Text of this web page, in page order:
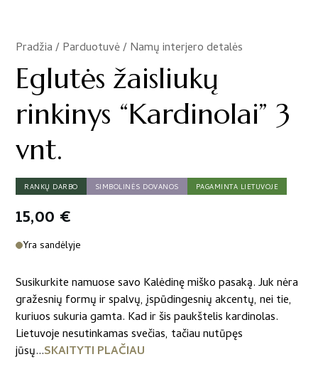
Pradžia/Parduotuvė/Namų interjero detalės
/
Eglutės žaisliukų
rinkinys “Kardinolai” 3
vnt.
RANKŲ DARBO SIMBOLINĖS DOVANOS PAGAMINTA LIETUVOJE
15,00 €
Yra sandėlyje
Susikurkite namuose savo Kalėdinę miško pasaką. Juk nėra
gražesnių formų ir spalvų, įspūdingesnių akcentų, nei tie,
kuriuos sukuria gamta. Kad ir šis paukštelis kardinolas.
Lietuvoje nesutinkamas svečias, tačiau nutūpęs
jūsų...SKAITYTI PLAČIAU